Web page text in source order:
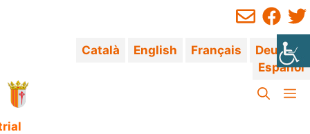
Català English Français
Deutsch
Español